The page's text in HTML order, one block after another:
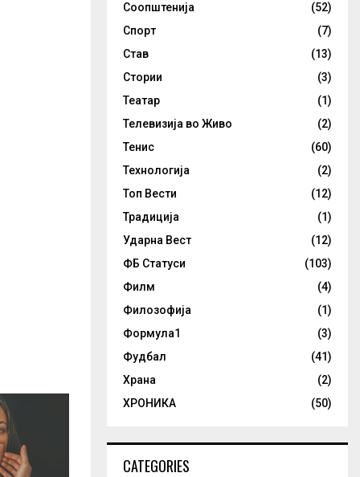
Соопштенија
(52)
Спорт
(7)
Став
(13)
Стории
(3)
Театар
(1)
Телевизија во Живо
(2)
Тенис
(60)
Технологија
(2)
Топ Вести
(12)
Традиција
(1)
Ударна Вест
(12)
ФБ Статуси
(103)
Филм
(4)
Филозофија
(1)
Формула1
(3)
Фудбал
(41)
Храна
(2)
ХРОНИКА
(50)
CATEGORIES